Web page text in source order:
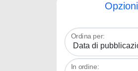
Opzioni
Ordina per:
In ordine: